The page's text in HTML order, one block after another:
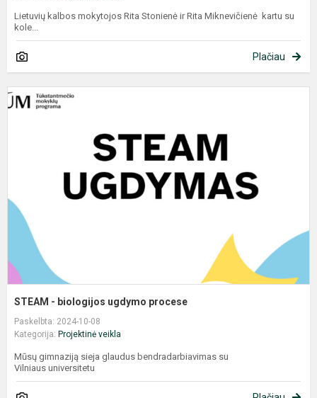
Lietuvių kalbos mokytojos Rita Stonienė ir Rita Miknevičienė kartu su
kole...
Plačiau
STEAM - biologijos ugdymo procese
Paskelbta: 2024-10-08
Kategorija: Projektinė veikla
Mūsų gimnaziją sieja glaudus bendradarbiavimas su
Vilniaus universitetu